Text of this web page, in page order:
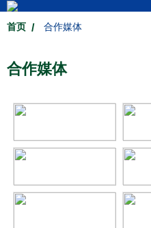
首页 合作媒体
合作媒体